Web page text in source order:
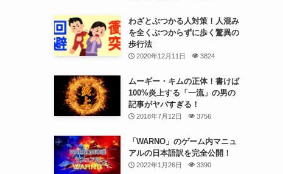
わざとぶつかる人対策！人混み
を全くぶつからずに歩く驚異の
歩行法
2020年12月11日 3824
ムーギー・キムの正体！書けば
100%炎上する「一流」の男の
記事がヤバすぎる！
2018年7月12日 3756
「WARNO」のゲーム内マニュ
アルの日本語訳を完全公開！
2022年1月26日 3390